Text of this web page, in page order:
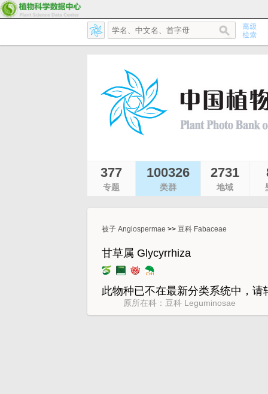
377
专题
100326
类群
2731
地域
被子 Angiospermae >> 豆科 Fabaceae
甘草属 Glycyrrhiza
此物种已不在最新分类系统中，请
原所在科：豆科 Leguminosae